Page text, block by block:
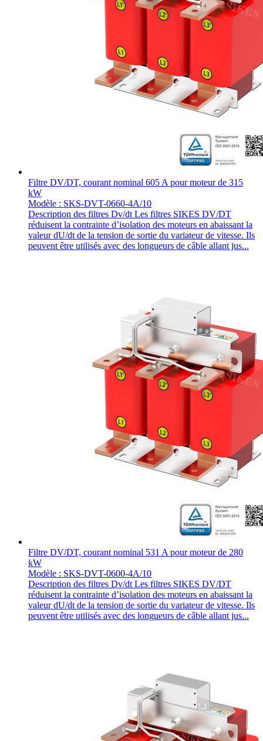
Filtre DV/DT, courant nominal 605 A pour moteur de 315
kW
Modèle : SKS-DVT-0660-4A/10
Description des filtres Dv/dt Les filtres SIKES DV/DT
réduisent la contrainte d’isolation des moteurs en abaissant la
valeur dU/dt de la tension de sortie du variateur de vitesse. Ils
peuvent être utilisés avec des longueurs de câble allant jus...
Filtre DV/DT, courant nominal 531 A pour moteur de 280
kW
Modèle : SKS-DVT-0600-4A/10
Description des filtres Dv/dt Les filtres SIKES DV/DT
réduisent la contrainte d’isolation des moteurs en abaissant la
valeur dU/dt de la tension de sortie du variateur de vitesse. Ils
peuvent être utilisés avec des longueurs de câble allant jus...